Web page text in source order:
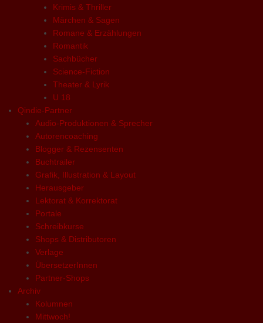
Krimis & Thriller
Märchen & Sagen
Romane & Erzählungen
Romantik
Sachbücher
Science-Fiction
Theater & Lyrik
U 18
Qindie-Partner
Audio-Produktionen & Sprecher
Autorencoaching
Blogger & Rezensenten
Buchtrailer
Grafik, Illustration & Layout
Herausgeber
Lektorat & Korrektorat
Portale
Schreibkurse
Shops & Distributoren
Verlage
ÜbersetzerInnen
Partner-Shops
Archiv
Kolumnen
Mittwoch!